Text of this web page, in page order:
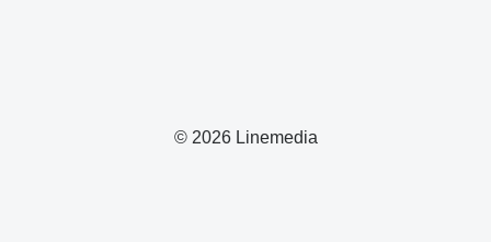
© 2026 Linemedia